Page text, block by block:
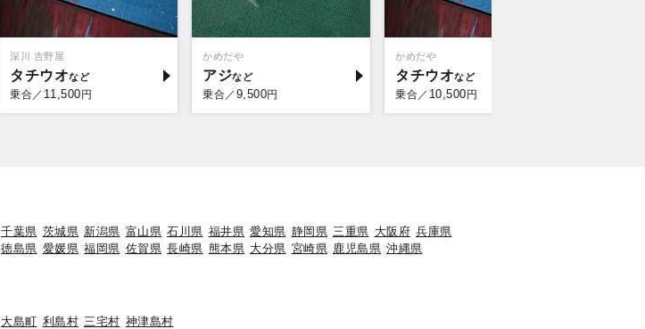
深川 吉野屋
タチウオ
乗合／ 11,500 円
かめだや
アジ
乗合／ 9,500円
かめだや
タチウオ
乗合／ 10,500 円
千葉県 茨城県 新潟県 富山県 石川県 福井県 愛知県 静岡県 三重県 大阪府 兵庫県
徳島県 愛媛県 福岡県 佐賀県 長崎県 熊本県 大分県 宮崎県 鹿児島県 沖縄県
大島町 利島村 三宅村 神津島村